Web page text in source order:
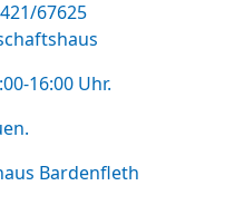
67625
16:00 Uhr.
Bardenfleth